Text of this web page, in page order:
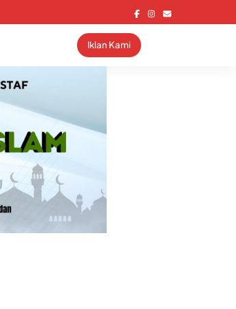
Iklan Kami